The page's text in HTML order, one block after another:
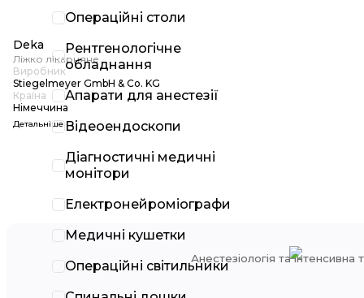
Операційні столи
Рентгенологічне
обладнання
Апарати для анестезії
Відеоендоскопи
Діагностичні медичні
монітори
Електронейроміографи
Медичні кушетки
Операційні світильники
Deka
Ліжко лікарняне
Виробник
Stiegelmeyer GmbH & Co. KG
Країна
Німеччина
Детальніше
Анестезіологія та інтенсивна